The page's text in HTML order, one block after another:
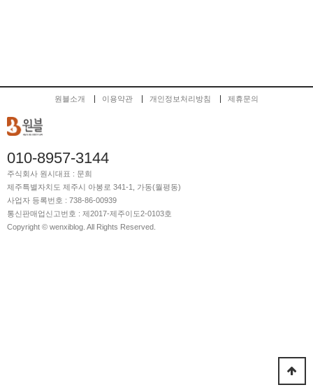
원블소개 이용약관 개인정보처리방침 제휴문의
010-8957-3144
주식회사 원시대표 : 문희
제주특별자치도 제주시 아봉로 341-1, 가동(월평동)
사업자 등록번호 : 738-86-00939
통신판매업신고번호 : 제2017-제주이도2-0103호
Copyright © wenxiblog. All Rights Reserved.